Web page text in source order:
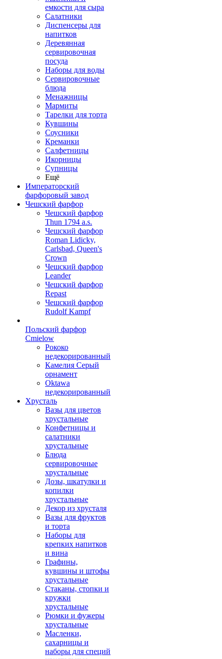
емкости для сыра
Салатники
Диспенсеры для
напитков
Деревянная
сервировочная
посуда
Наборы для воды
Сервировочные
блюда
Менажницы
Мармиты
Тарелки для торта
Кувшины
Соусники
Креманки
Салфетницы
Икорницы
Супницы
Ещё
Императорский
фарфоровый завод
Чешский фарфор
Чешский фарфор
Thun 1794 a.s.
Чешский фарфор
Roman Lidicky,
Carlsbad, Queen's
Crown
Чешский фарфор
Leander
Чешский фарфор
Repast
Чешский фарфор
Rudolf Kampf
Польский фарфор
Сmielow
Рококо
недекорированный
Камелия Серый
орнамент
Oktawa
недекорированный
Хрусталь
Вазы для цветов
хрустальные
Конфетницы и
салатники
хрустальные
Блюда
сервировочные
хрустальные
Дозы, шкатулки и
копилки
хрустальные
Декор из хрусталя
Вазы для фруктов
и торта
Наборы для
крепких напитков
и вина
Графины,
кувшины и штофы
хрустальные
Стаканы, стопки и
кружки
хрустальные
Рюмки и фужеры
хрустальные
Масленки,
сахарницы и
наборы для специй